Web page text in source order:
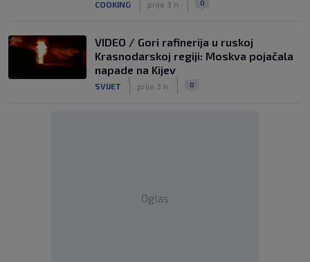
COOKING prije 3 h 0
VIDEO / Gori rafinerija u ruskoj
Krasnodarskoj regiji: Moskva pojačala
napade na Kijev
SVIJET prije 3 h 0
Oglas